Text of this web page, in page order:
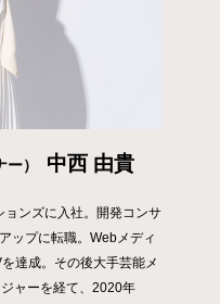
） 中西 由貴
ンズに入社。開発コンサ
ップに転職。Webメディ
達成。その後大手芸能メ
ャーを経て、2020年